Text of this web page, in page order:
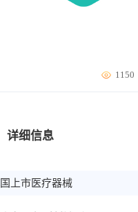
1150
详细信息
上市医疗器械